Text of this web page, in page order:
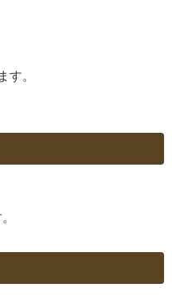
す。